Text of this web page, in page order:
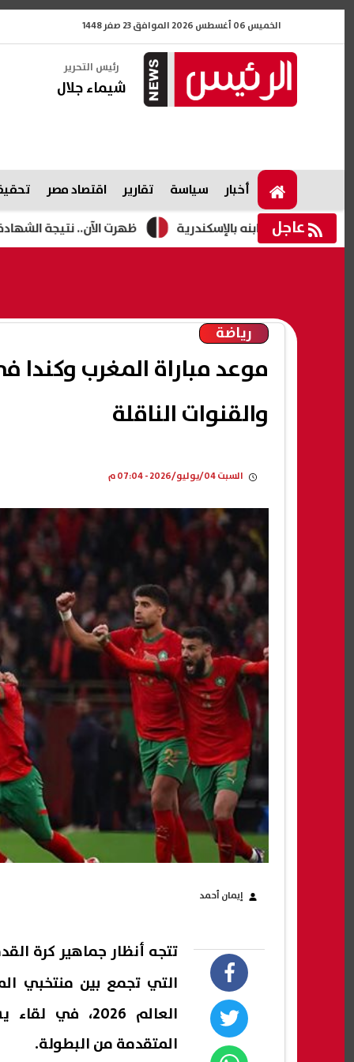
الخميس 06 أغسطس 2026 الموافق 23 صفر 1448
رئيس التحرير
شيماء جلال
أخبار سياسة تقارير اقتصاد مصر
عاجل ظهرت الآن.. نتيجة الشهادة الإعدادية 2026 الدور الثاني محافظة بني سويف برقم الجلوس يد ابنه بالإسكندرية
رياضة
والقنوات الناقلة
السبت 04/يوليو/2026 - 07:04 م
إيمان أحمد
تتجه أنظار جماهير كرة
التي تجمع بين منتخبي
العالم 2026،
المتقدمة من البطولة.